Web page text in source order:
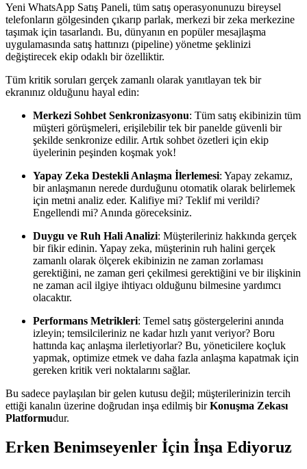
Yeni WhatsApp Satış Paneli, tüm satış operasyonunuzu bireysel
telefonların gölgesinden çıkarıp parlak, merkezi bir zeka merkezine
taşımak için tasarlandı. Bu, dünyanın en popüler mesajlaşma
uygulamasında satış hattınızı (pipeline) yönetme şeklinizi
değiştirecek ekip odaklı bir özelliktir.
Tüm kritik soruları gerçek zamanlı olarak yanıtlayan tek bir
ekranınız olduğunu hayal edin:
Merkezi Sohbet Senkronizasyonu: Tüm satış ekibinizin tüm
müşteri görüşmeleri, erişilebilir tek bir panelde güvenli bir
şekilde senkronize edilir. Artık sohbet özetleri için ekip
üyelerinin peşinden koşmak yok!
Yapay Zeka Destekli Anlaşma İlerlemesi: Yapay zekamız,
bir anlaşmanın nerede durduğunu otomatik olarak belirlemek
için metni analiz eder. Kalifiye mi? Teklif mi verildi?
Engellendi mi? Anında göreceksiniz.
Duygu ve Ruh Hali Analizi: Müşterileriniz hakkında gerçek
bir fikir edinin. Yapay zeka, müşterinin ruh halini gerçek
zamanlı olarak ölçerek ekibinizin ne zaman zorlaması
gerektiğini, ne zaman geri çekilmesi gerektiğini ve bir ilişkinin
ne zaman acil ilgiye ihtiyacı olduğunu bilmesine yardımcı
olacaktır.
Performans Metrikleri: Temel satış göstergelerini anında
izleyin; temsilcileriniz ne kadar hızlı yanıt veriyor? Boru
hattında kaç anlaşma ilerletiyorlar? Bu, yöneticilere koçluk
yapmak, optimize etmek ve daha fazla anlaşma kapatmak için
gereken kritik veri noktalarını sağlar.
Bu sadece paylaşılan bir gelen kutusu değil; müşterilerinizin tercih
ettiği kanalın üzerine doğrudan inşa edilmiş birKonuşma Zekası
Platformudur.
Erken Benimseyenler İçin İnşa Ediyoruz